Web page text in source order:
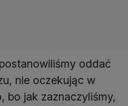
oddać
nie oczekując w
bo jak zaznaczyliśmy,